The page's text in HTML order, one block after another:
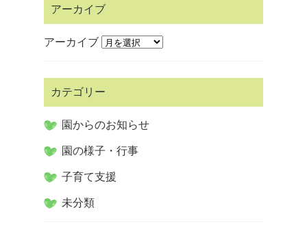
アーカイブ
アーカイブ
カテゴリー
園からのお知らせ
園の様子・行事
子育て支援
未分類